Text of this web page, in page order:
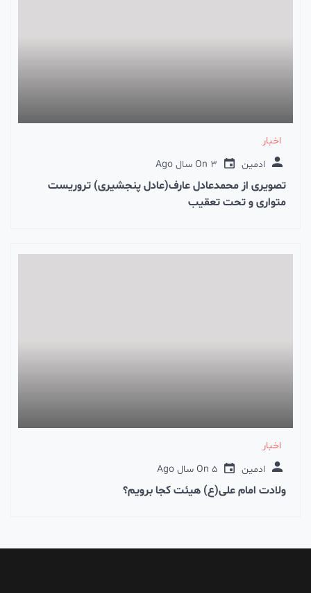
اخبار
ادمین
On 3 سال Ago
تصویری از محمدعادل عارف(عادل پنجشیری) تروریست
متواری و تحت تعقیب
اخبار
ادمین
On 5 سال Ago
ولادت امام علی(ع) هیئت کجا برویم؟